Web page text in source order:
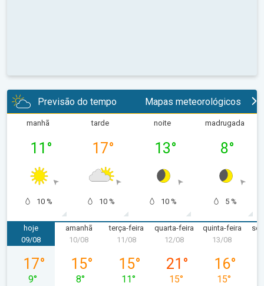
Previsão do tempo Mapas meteorológicos
manhã
11 °
10 %
tarde
17°
10 %
noite
13°
10 %
madrugada
8°
5 %
hoje
domingo, 09/08
09/08
17°
9°
amanhã
segunda-feira, 10/08
10/08
15°
8°
terça-feira
terça-feira, 11/08
11/08
15°
11°
quarta-feira
quarta-feira, 12/08
12/08
21 °
15°
quinta-feira
13/08
16°
15°